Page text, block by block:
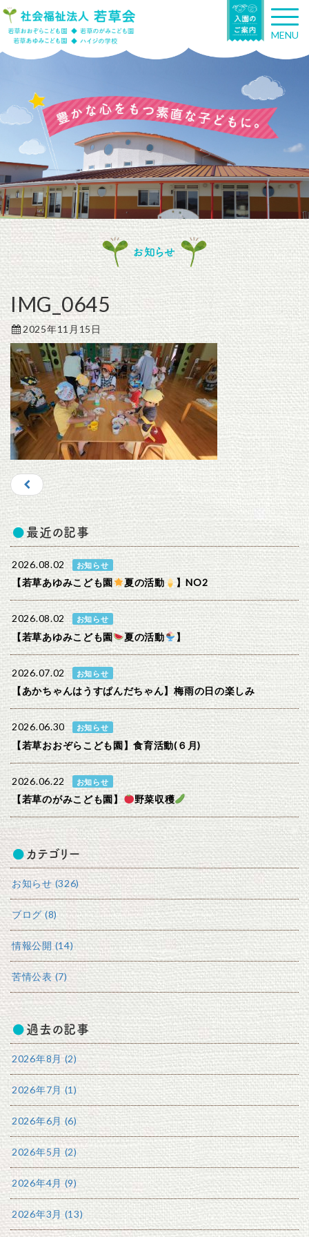
T
o
g
n
g
a
t
n
MENU
お知らせ
IMG_0645
2025年11月15日
最近の記事
2026.08.02 お知らせ
【若草あゆみこども園 夏の活動 】NO2
2026.08.02 お知らせ
【若草あゆみこども園 夏の活動 】
2026.07.02 お知らせ
【あかちゃんはうすぱんだちゃん】梅雨の日の楽しみ
2026.06.30 お知らせ
【若草おおぞらこども園】食育活動(６月)
2026.06.22 お知らせ
【若草のがみこども園】 野菜収穫
カテゴリー
お知らせ (326)
ブログ (8)
情報公開 (14)
苦情公表 (7)
過去の記事
2026年8月 (2)
2026年7月 (1)
2026年6月 (6)
2026年5月 (2)
2026年4月 (9)
2026年3月 (13)